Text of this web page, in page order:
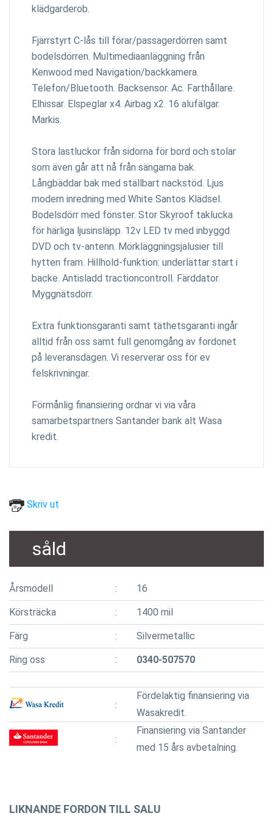
klädgarderob.
Fjärrstyrt C-lås till förar/passagerdörren samt
bodelsdörren. Multimediaanläggning från
Kenwood med Navigation/backkamera.
Telefon/Bluetooth. Backsensor. Ac. Farthållare.
Elhissar. Elspeglar x4. Airbag x2. 16 alufälgar.
Markis.
Stora lastluckor från sidorna för bord och stolar
som även går att nå från sängarna bak.
Långbäddar bak med ställbart nackstöd. Ljus
modern inredning med White Santos Klädsel.
Bodelsdörr med fönster. Stor Skyroof taklucka
för härliga ljusinsläpp. 12v LED tv med inbyggd
DVD och tv-antenn. Mörkläggningsjalusier till
hytten fram. Hillhold-funktion: underlättar start i
backe. Antisladd tractioncontroll. Färddator.
Myggnätsdörr.
Extra funktionsgaranti samt täthetsgaranti ingår
alltid från oss samt full genomgång av fordonet
på leveransdagen. Vi reserverar oss för ev
felskrivningar.
Förmånlig finansiering ordnar vi via våra
samarbetspartners Santander bank alt Wasa
kredit.
Skriv ut
såld
Årsmodell 16
Körsträcka 1400 mil
Färg Silvermetallic
Ring oss 0340-507570
Fördelaktig finansiering via
Wasakredit.
Finansiering via Santander
med 15 års avbetalning.
LIKNANDE FORDON TILL SALU